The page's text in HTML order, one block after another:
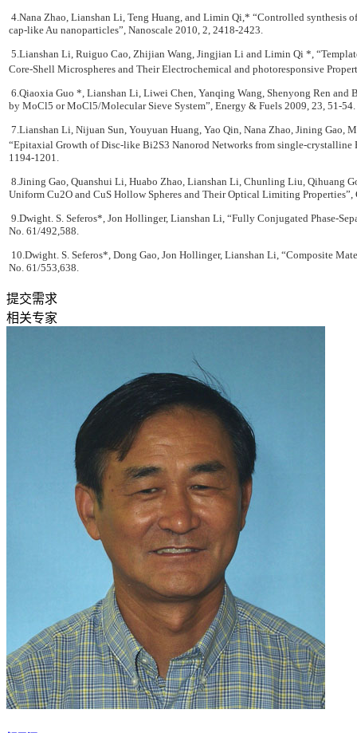
4.Nana Zhao, Lianshan Li, Teng Huang, and Limin Qi,* “Controlled synthesis
cap-like Au nanoparticles”, Nanoscale 2010, 2, 2418-2423.
5.Lianshan Li, Ruiguo Cao, Zhijian Wang, Jingjian Li and Limin Qi *,
Core-Shell Microspheres and Their Electrochemical and photoresponsive
6.Qiaoxia Guo *, Lianshan Li, Liwei Chen, Yanqing Wang, Shenyong Ren
by MoCl5 or MoCl5/Molecular Sieve System”, Energy & Fuels 2009, 23, 51-54.
7.Lianshan Li, Nijuan Sun, Youyuan Huang, Yao Qin, Nana Zhao, Jining
“Epitaxial Growth of Disc-like Bi2S3 Nanorod Networks from single-crystalline
1194-1201.
8.Jining Gao, Quanshui Li, Huabo Zhao, Lianshan Li, Chunling Liu, Qihuang
Uniform Cu2O and CuS Hollow Spheres and Their Optical Limiting Properties”,
9.Dwight. S. Seferos*, Jon Hollinger, Lianshan Li, “Fully Conjugated Phase-
No. 61/492,588.
10.Dwight. S. Seferos*, Dong Gao, Jon Hollinger, Lianshan Li, “Composite
No. 61/553,638.
提交需求
相关专家